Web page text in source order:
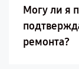
Могу ли я
ремонта?